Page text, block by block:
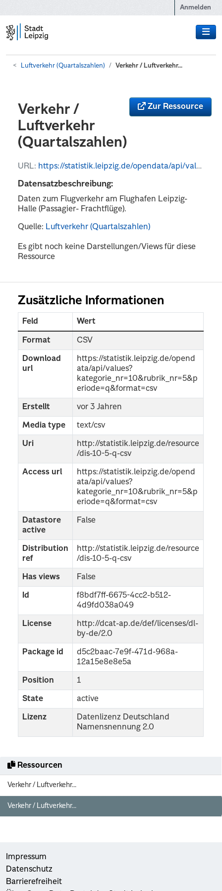
Anmelden
Luftverkehr (Quartalszahlen) Verkehr / Luftverkehr...
Zur Ressource
Verkehr /
Luftverkehr
(Quartalszahlen)
URL: https://statistik.leipzig.de/opendata/api/values?kategorie_nr=10&rubrik_nr=5&periode=q&format=csv
Datensatzbeschreibung:
Daten zum Flugverkehr am Flughafen Leipzig-
Halle (Passagier- Frachtflüge).
Quelle: Luftverkehr (Quartalszahlen)
Es gibt noch keine Darstellungen/Views für diese
Ressource
Ressourcen
Verkehr / Luftverkehr...
Verkehr / Luftverkehr...
Zusätzliche Informationen
Feld Wert
Format CSV
Download
url
https://statistik.leipzig.de/opend
ata/api/values?
kategorie_nr=10&rubrik_nr=5&p
eriode=q&format=csv
Erstellt vor 3 Jahren
Media type text/csv
Uri
http://statistik.leipzig.de/resource
/dis-10-5-q-csv
Access url
https://statistik.leipzig.de/opend
ata/api/values?
kategorie_nr=10&rubrik_nr=5&p
eriode=q&format=csv
Datastore
active
False
Distribution
ref
http://statistik.leipzig.de/resource
/dis-10-5-q-csv
Has views False
Id
f8bdf7ff-6675-4cc2-b512-
4d9fd038a049
License
http://dcat-ap.de/def/licenses/dl-
by-de/2.0
Package id
d5c2baac-7e9f-471d-968a-
12a15e8e8e5a
Position 1
State active
Lizenz
Datenlizenz Deutschland
Namensnennung 2.0
Impressum
Datenschutz
Barrierefreiheit